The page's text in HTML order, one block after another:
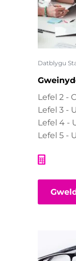
Datblygu
Lefel 2 -
Lefel 3 -
Lefel 4 -
Lefel 5 -